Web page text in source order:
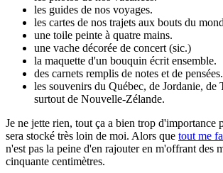
les guides de nos voyages.
les cartes de nos trajets aux bouts du
une toile peinte à quatre mains.
une vache décorée de concert (sic.)
la maquette d'un bouquin écrit ensemble.
des carnets remplis de notes et de pensées.
les souvenirs du Québec, de Jordanie, de
surtout de Nouvelle-Zélande.
Je ne jette rien, tout ça a bien trop d'importance
sera stocké très loin de moi. Alors que tout me
n'est pas la peine d'en rajouter en m'offrant des
cinquante centimètres.